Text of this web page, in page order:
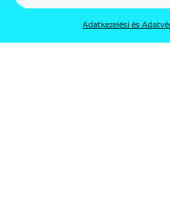
Adatkezelési és